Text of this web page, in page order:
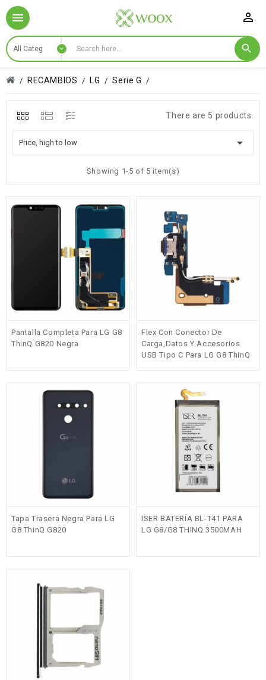

RECAMBIOS LG Serie G
There are 5 products.
Price, high to low 
Showing 1-5 of 5 item(s)
Pantalla Completa Para LG G8
ThinQ G820 Negra
Flex Con Conector De
Carga,datos Y Accesorios
USB Tipo C Para LG G8 ThinQ
Tapa Trasera Negra Para LG
G8 ThinQ G820
ISER BATERÍA BL-T41 PARA
LG G8/G8 THINQ 3500MAH